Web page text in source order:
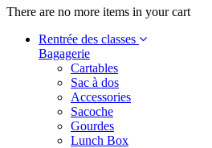
There are no more items in your cart
Rentrée des classes
Bagagerie
Cartables
Sac à dos
Accessories
Sacoche
Gourdes
Lunch Box